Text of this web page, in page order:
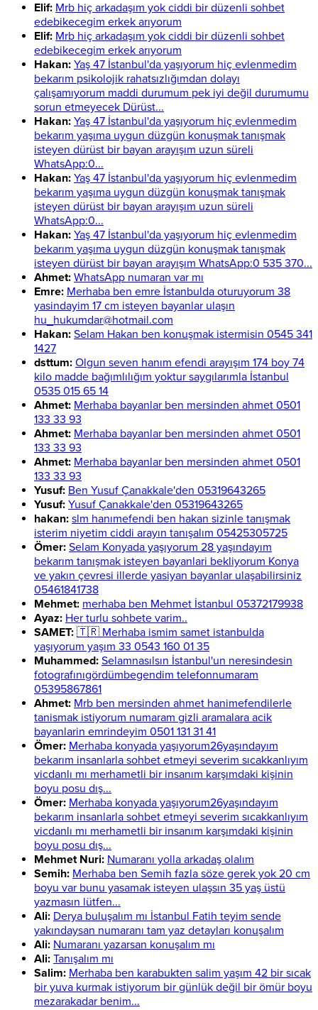
Elif: Mrb hiç arkadaşım yok ciddi bir düzenli sohbet
edebikecegim erkek arıyorum
Elif: Mrb hiç arkadaşım yok ciddi bir düzenli sohbet
edebikecegim erkek arıyorum
Hakan: Yaş 47 İstanbul'da yaşıyorum hiç evlenmedim
bekarım psikolojik rahatsızlığımdan dolayı
çalışamıyorum maddi durumum pek iyi değil durumumu
sorun etmeyecek Dürüst...
Hakan: Yaş 47 İstanbul'da yaşıyorum hiç evlenmedim
bekarım yaşıma uygun düzgün konuşmak tanışmak
isteyen dürüst bir bayan arayışım uzun süreli
WhatsApp:0...
Hakan: Yaş 47 İstanbul'da yaşıyorum hiç evlenmedim
bekarım yaşıma uygun düzgün konuşmak tanışmak
isteyen dürüst bir bayan arayışım uzun süreli
WhatsApp:0...
Hakan: Yaş 47 İstanbul'da yaşıyorum hiç evlenmedim
bekarım yaşıma uygun düzgün konuşmak tanışmak
isteyen dürüst bir bayan arayışım WhatsApp:0 535 370...
Ahmet: WhatsApp numaran var mı
Emre: Merhaba ben emre İstanbulda oturuyorum 38
yasindayim 17 cm isteyen bayanlar ulaşın
hu_hukumdar@hotmail.com
Hakan: Selam Hakan ben konuşmak istermisin 0545 341
1427
dsttum: Olgun seven hanım efendi arayışım 174 boy 74
kilo madde bağımlılığım yoktur saygılarımla İstanbul
0535 015 65 14
Ahmet: Merhaba bayanlar ben mersinden ahmet 0501
133 33 93
Ahmet: Merhaba bayanlar ben mersinden ahmet 0501
133 33 93
Ahmet: Merhaba bayanlar ben mersinden ahmet 0501
133 33 93
Yusuf: Ben Yusuf Çanakkale'den 05319643265
Yusuf: Yusuf Çanakkale'den 05319643265
hakan: slm hanımefendi ben hakan sizinle tanışmak
isterim niyetim ciddi arayın tanışalım 05425305725
Ömer: Selam Konyada yaşıyorum 28 yaşındayım
bekarım tanışmak isteyen bayanlari bekliyorum Konya
ve yakın çevresi illerde yasiyan bayanlar ulaşabilirsiniz
05461841738
Mehmet: merhaba ben Mehmet İstanbul 05372179938
Ayaz: Her turlu sohbete varim..
SAMET: 🇹🇷 Merhaba ismim samet istanbulda
yaşıyorum yaşım 33 0543 160 01 35
Muhammed: Selamnasılsın İstanbul'un neresindesin
fotografınıgördümbegendim telefonnumaram
05395867861
Ahmet: Mrb ben mersinden ahmet hanimefendilerle
tanismak istiyorum numaram gizli aramalara acik
bayanlarin emrindeyim 0501 131 31 41
Ömer: Merhaba konyada yaşıyorum26yaşındayım
bekarım insanlarla sohbet etmeyi severim sıcakkanlıyım
vicdanlı mı merhametli bir insanım karşımdaki kişinin
boyu posu dış...
Ömer: Merhaba konyada yaşıyorum26yaşındayım
bekarım insanlarla sohbet etmeyi severim sıcakkanlıyım
vicdanlı mı merhametli bir insanım karşımdaki kişinin
boyu posu dış...
Mehmet Nuri: Numaranı yolla arkadaş olalım
Semih: Merhaba ben Semih fazla söze gerek yok 20 cm
boyu var bunu yasamak isteyen ulaşsın 35 yaş üstü
yazmasın lütfen...
Ali: Derya buluşalım mı İstanbul Fatih teyim sende
yakındaysan numaranı tam yaz detayları konuşalım
Ali: Numaranı yazarsan konuşalım mı
Ali: Tanışalım mı
Salim: Merhaba ben karabukten salim yaşım 42 bir sıcak
bir yuva kurmak istiyorum bir günlük değil bir ömür boyu
mezarakadar benim...